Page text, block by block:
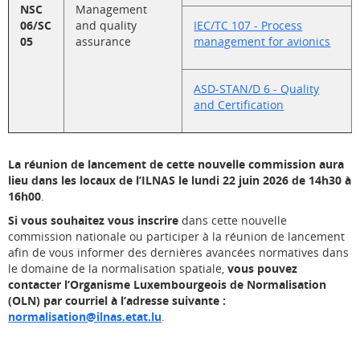
NSC
06/SC
05
Management
and quality
assurance
IEC/TC 107 - Process
management for avionics
ASD-STAN/D 6 - Quality
and Certification
La réunion de lancement de cette nouvelle commission aura
lieu dans les locaux de l’ILNAS le lundi 22 juin 2026 de 14h30 à
16h00
Si vous souhaitez vous inscrire dans cette nouvelle
commission nationale ou participer à la réunion de lancement
afin de vous informer des dernières avancées normatives dans
le domaine de la normalisation spatiale, vous pouvez
contacter l’Organisme Luxembourgeois de Normalisation
(OLN) par courriel à l’adresse suivante :
normalisation@ilnas.etat.lu